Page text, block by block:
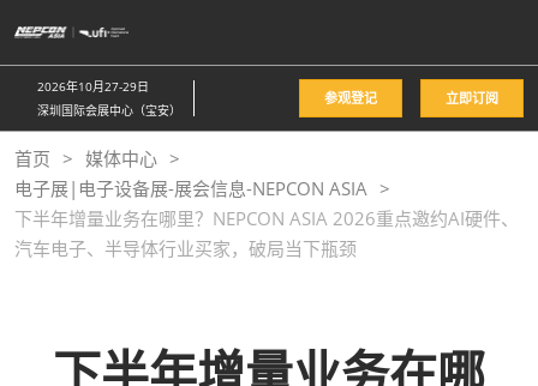
接
跳
至
内
容
2026年10月27-29日
深圳国际会展中心（宝安）
参观登记 立即订阅
首页
媒体中心
电子展|电子设备展-展会信息-NEPCON ASIA
下半年增量业务在哪里？NEPCON ASIA 2026重点邀约AI硬件、
汽车电子、半导体行业买家，破局当下瓶颈
下半年增量业务在哪